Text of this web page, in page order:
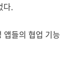
다.
앱들의 협업 기능